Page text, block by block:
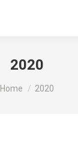
2020
Tu sei qui:
Home 2020